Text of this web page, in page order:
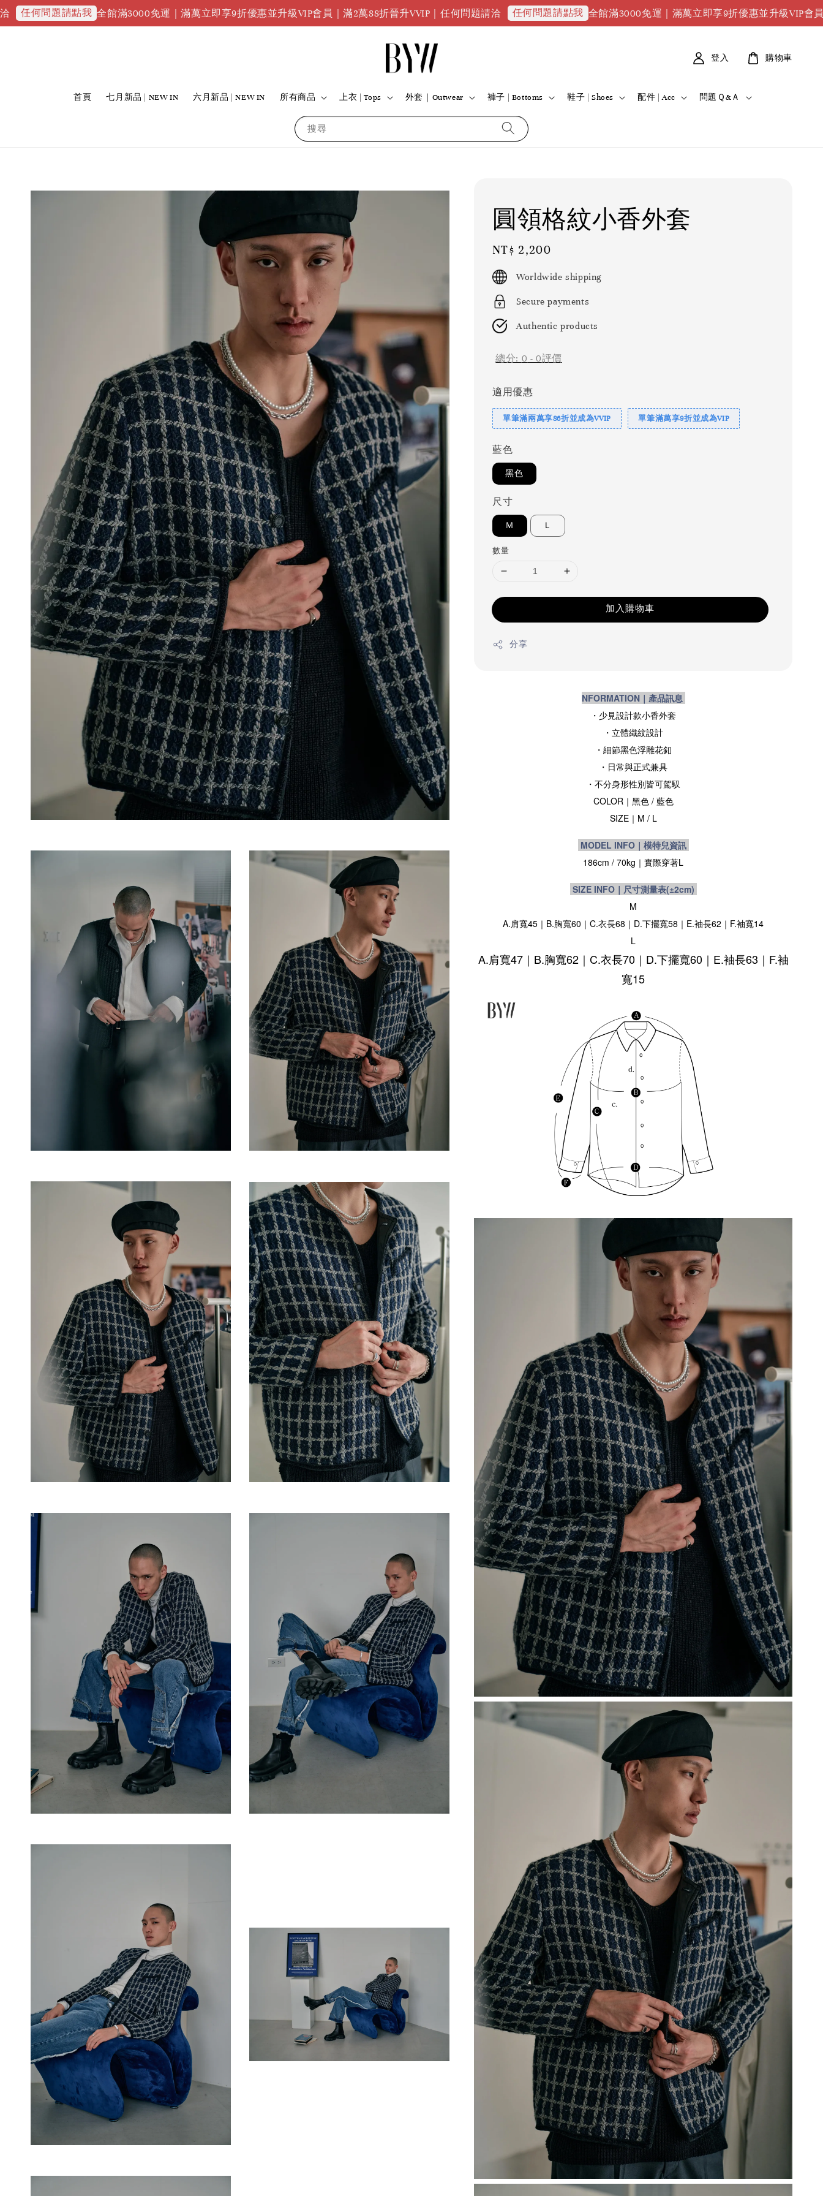
題請點我 全館滿3000免運｜滿萬立即享9折優惠並升級VIP會員｜滿2萬88折晉升VVIP｜任何問題請洽 任何問題請點我 全館滿3000免運｜滿萬立即享9折優惠並升級VIP會員｜滿2萬
搜尋
首頁 七月新品 | NEW IN 六月新品 | NEW IN 所有商品 上衣 | Tops 外套｜Outwear 褲子 | Bottoms 鞋子 | Shoes 配件 | Acc 問題Ｑ&Ａ
登入 購物車
圓領格紋小香外套
Regular
price
NT$ 2,200
Worldwide shipping
Secure payments
Authentic products
總分: 0 -0評價
適用優惠
單筆滿兩萬享86折並成為VVIP 單筆滿萬享9折並成為VIP
藍色
黑色
尺寸
Ｍ Ｌ
數量
加入購物車
分享
NFORMATION｜產品訊息
・少見設計款小香外套
・立體織紋設計
・細節黑色浮雕花釦
・日常與正式兼具
・不分身形性別皆可駕馭
COLOR｜黑色 / 藍色
SIZE｜M / L
MODEL INFO｜模特兒資訊
186cm / 70kg｜實際穿著L
SIZE INFO｜尺寸測量表(±2cm)
M
A.肩寬45｜B.胸寬60｜C.衣長68｜D.下擺寬58｜E.袖長62｜F.袖寬14
L
A.肩寬47｜B.胸寬62｜C.衣長70｜D.下擺寬60｜E.袖長63｜F.袖
寬15